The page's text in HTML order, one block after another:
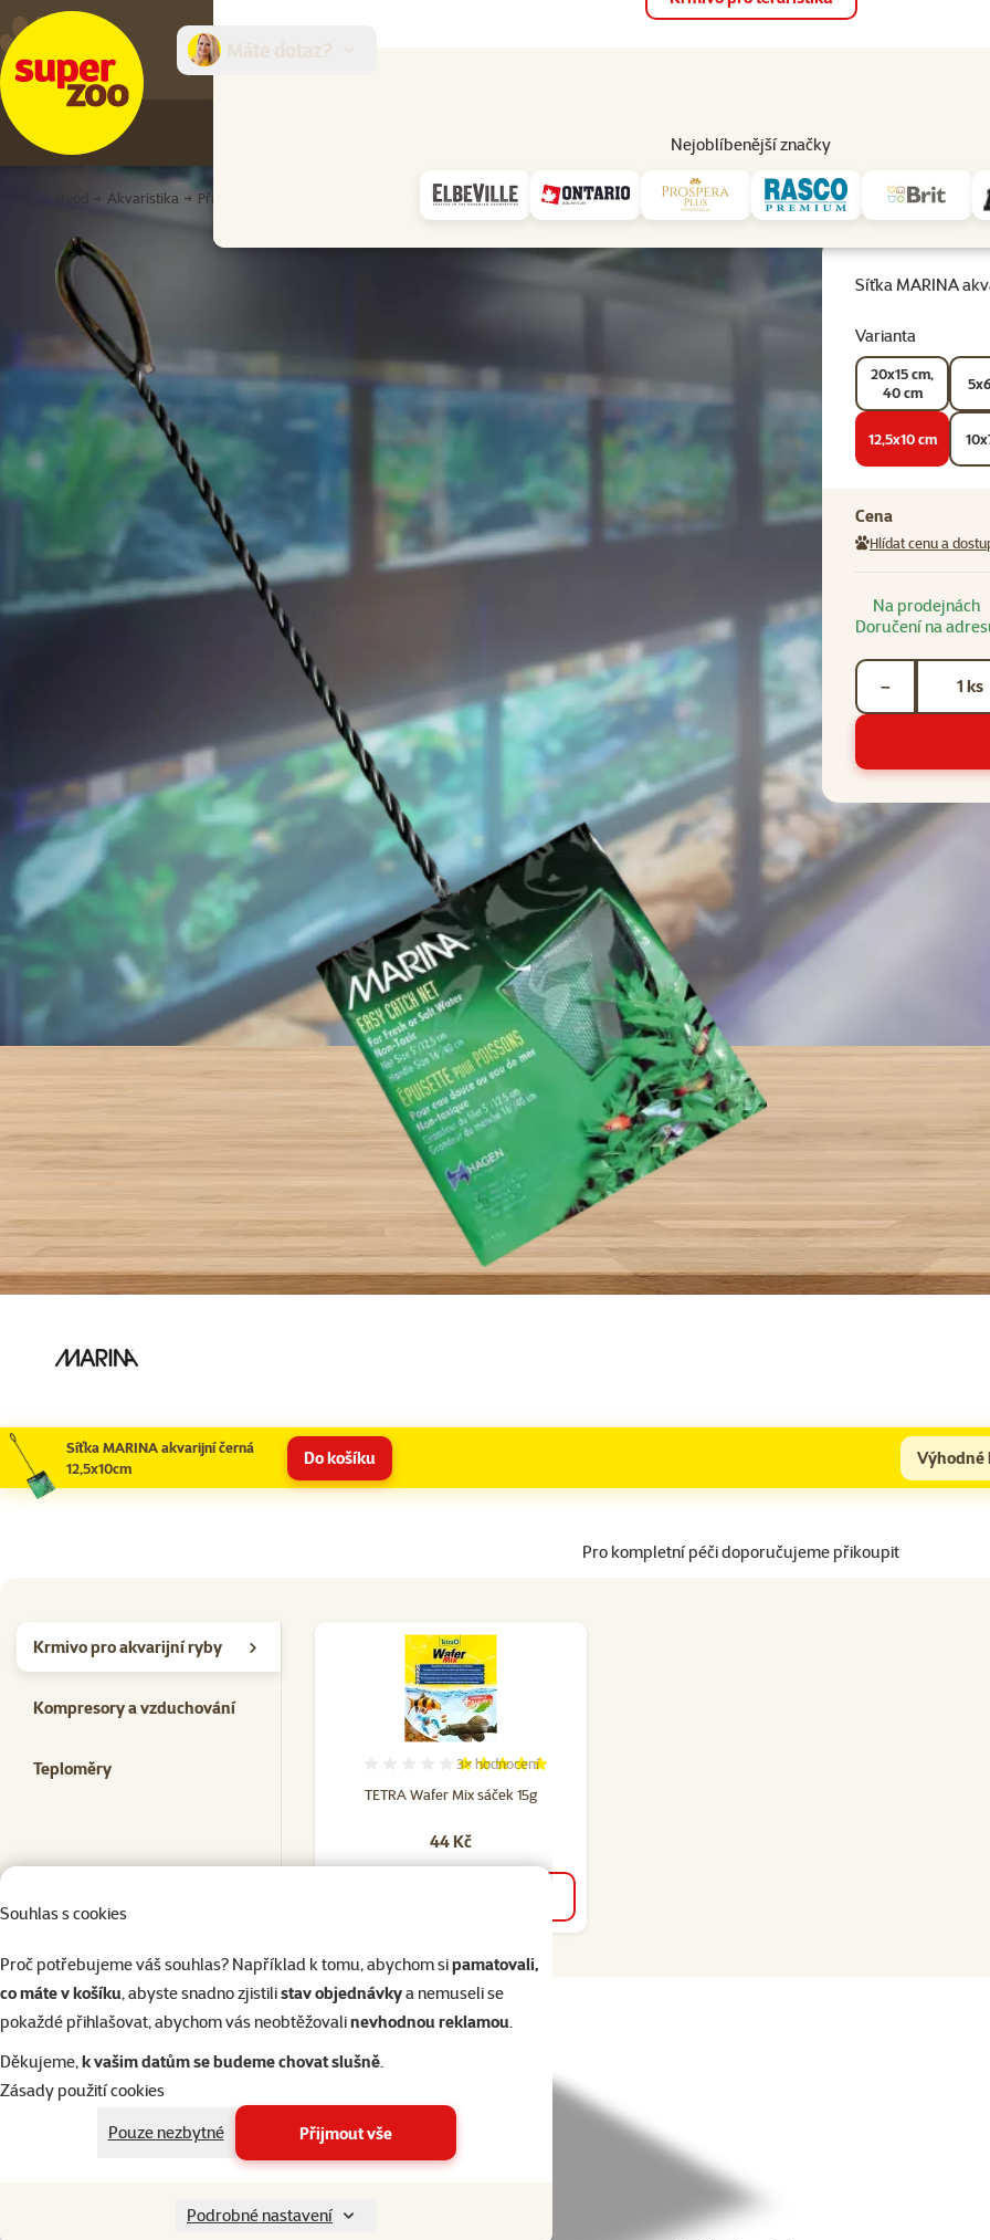
Souhlas s cookies
Proč potřebujeme váš souhlas? Například k tomu, abychom sipamatovali,
co máte v košíku, abyste snadno zjistilistav objednávkya nemuseli se
pokaždé přihlašovat, abychom vás neobtěžovalinevhodnou reklamou.
Děkujeme,k vašim datům se budeme chovat slušně.
Zásady použití cookies
Pouze nezbytné
Přijmout vše
Podrobné nastavení
Nejoblíbenější značky
Prodejny Služby
Akvaristika Příslušenství k akváriu Akvarijní síťky Síťka MARINA akvarijní černá 12,5x10cm
Síťka MARINA
Varianta
20x15 cm,
40 cm
12,5x10 cm
Cena
Hlídat cenu a
Na prodejnách
Doručení na
ks
−
Síťka MARINA akvarijní černá
12,5x10cm
Do košíku Výhodné
Pro kompletní péči doporučujeme přikoupit
Krmivo pro akvarijní ryby
Kompresory a vzduchování
Teploměry
TETRA Wafer Mix sáček 15g
Hodnocení 100%, počet hodnocení: 3
3× hodnocení
44 Kč
superzoo.product.detail.content
Jemná nylonová síťka s kovovým držadlem.
Velikost: 12.5 x 10 cm, délka 40 cm.
015561112642